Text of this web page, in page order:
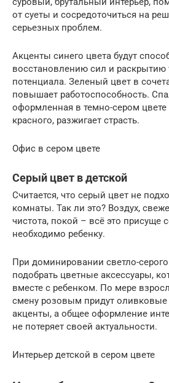
от суеты и сосредоточиться на
серьезных проблем.
Акценты синего цвета будут
восстановлению сил и раскрытию
потенциала. Зеленый цвет в
повышает работоспособность.
оформленная в темно-сером цвете
красного, разжигает страсть.
Офис в сером цвете
Серый цвет в детской
Считается, что серый цвет не
комнаты. Так ли это? Воздух,
чистота, покой – всё это присуще
необходимо ребенку.
При доминировании светло-
подобрать цветные аксессуары,
вместе с ребенком. По мере
смену розовым придут
акценты, а общее оформление
не потеряет своей актуальности.
Интерьер детской в сером цвете